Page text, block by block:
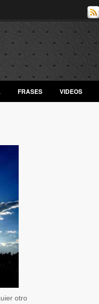
FRASES VIDEOS
otro